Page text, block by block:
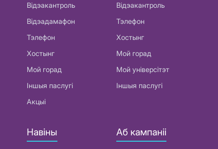
Відэакантроль
Відэадамафон
Тэлефон
Хостынг
Мой горад
Іншыя паслугі
Акцыі
Відэакантроль
Тэлефон
Хостынг
Мой горад
Мой універсітэт
Іншыя паслугі
Навіны Аб кампаніі